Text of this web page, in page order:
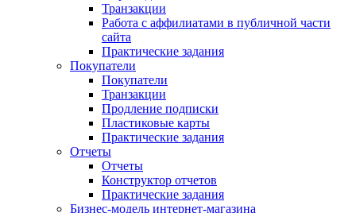
Транзакции
Работа с аффилиатами в публичной части
сайта
Практические задания
Покупатели
Покупатели
Транзакции
Продление подписки
Пластиковые карты
Практические задания
Отчеты
Отчеты
Конструктор отчетов
Практические задания
Бизнес-модель интернет-магазина